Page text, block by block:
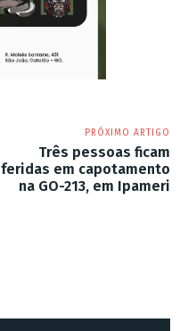
PRÓXIMO ARTIGO
Três pessoas ficam
feridas em capotamento
na GO-213, em Ipameri